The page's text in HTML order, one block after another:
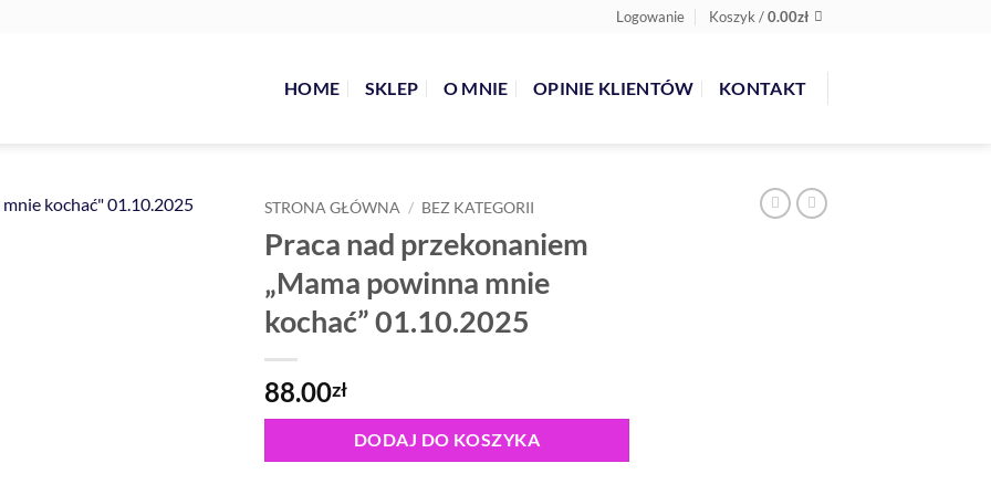
Logowanie Koszyk /0.00zł
HOME SKLEP O MNIE OPINIE KLIENTÓW KONTAKT
STRONA GŁÓWNA / BEZ KATEGORII
Praca nad przekonaniem
„Mama powinna mnie
kochać” 01.10.2025
88.00zł
DODAJ DO KOSZYKA